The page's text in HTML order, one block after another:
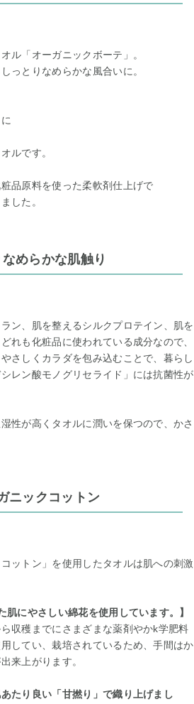
ル「オーガニックボーテ」。
っとりなめらかな風合いに。
ルです。
品原料を使った柔軟剤仕上げで
した。
めらかな肌触り
ン、肌を整えるシルクプロテイン、肌を
れも化粧品に使われている成分なので、
さしくカラダを包み込むことで、暮らし
レン酸モノグリセライド」には抗菌性が
性が高くタオルに潤いを保つので、かさ
ニックコットン
ットン」を使用したタオルは肌への刺激
肌にやさしい綿花を使用しています。】
収穫までにさまざまな薬剤やかk学肥料
してい、栽培されているため、手間はか
来上がります。
たり良い「甘撚り」で織り上げまし